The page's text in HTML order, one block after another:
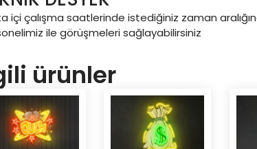
içi çalışma saatlerinde istediğiniz zaman
ile görüşmeleri sağlayabilirsiniz
ürünler